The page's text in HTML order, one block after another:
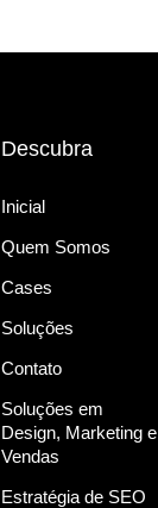
Descubra
Inicial
Quem Somos
Cases
Soluções
Contato
Soluções em
Design, Marketing e
Vendas
Estratégia de SEO